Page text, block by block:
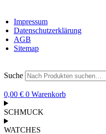
Impressum
Datenschutzerklärung
AGB
Sitemap
Suche
0,00 € 0 Warenkorb
SCHMUCK
WATCHES